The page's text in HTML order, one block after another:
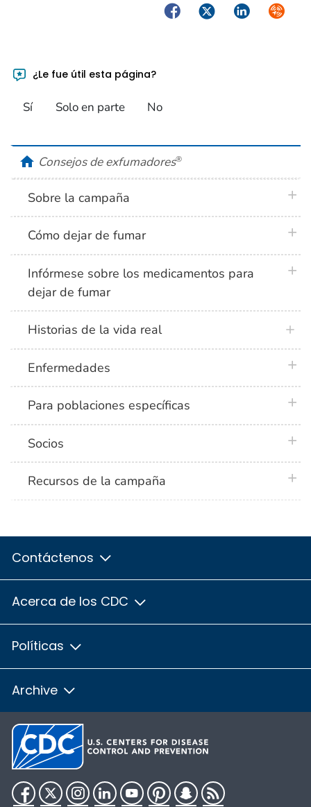
FacebookTwitterLinkedIn
¿Le fue útil esta página?
Sí Solo en parte No
homeConsejos de exfumadores®
Sobre la campaña
Cómo dejar de fumar
Infórmese sobre los medicamentos para
dejar de fumar
Historias de la vida real
Enfermedades
Para poblaciones específicas
Socios
Recursos de la campaña
Contáctenos
Acerca de los CDC
Políticas
Archive